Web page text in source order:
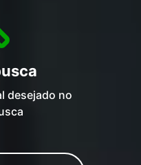
desejado no